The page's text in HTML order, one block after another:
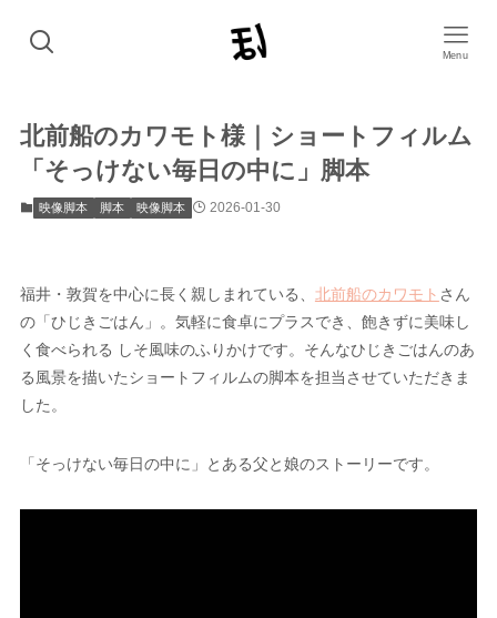
Menu
北前船のカワモト様｜ショートフィルム
「そっけない毎日の中に」脚本
映像脚本 脚本 映像脚本 2026-01-30
福井・敦賀を中心に長く親しまれている、 北前船のカワモト さん
の「ひじきごはん」。気軽に食卓にプラスでき、飽きずに美味し
く食べられる しそ風味のふりかけです。そんなひじきごはんのあ
る風景を描いたショートフィルムの脚本を担当させていただきま
した。
「そっけない毎日の中に」とある父と娘のストーリーです。